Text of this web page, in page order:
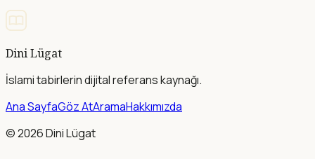
Dini Lügat
İslami tabirlerin dijital referans kaynağı.
Ana SayfaGöz AtAramaHakkımızda
©2026Dini Lügat